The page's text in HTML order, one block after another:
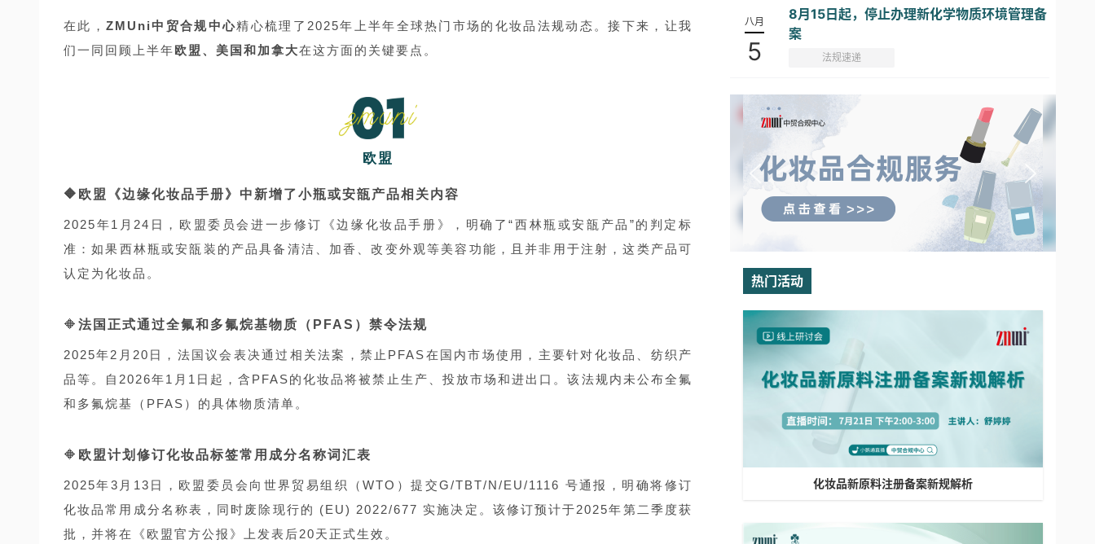
在此， ZMUni中贸合规中心精心梳理了2025年上半年全球热门市场的化妆品法规动态。接下来，让我
们一同回顾上半年欧盟、美国和加拿大在这方面的关键要点。
欧盟
🔶欧盟《边缘化妆品手册》中新增了小瓶或安瓿产品相关内容
2025年1月24日，欧盟委员会进一步修订《边缘化妆品手册》，明确了“西林瓶或安瓿产品”的判定标
准：如果西林瓶或安瓿装的产品具备清洁、加香、改变外观等美容功能，且并非用于注射，这类产品可
认定为化妆品。
🔶 法国正式通过全氟和多氟烷基物质（PFAS）禁令法规
2025年2月20日，法国议会表决通过相关法案，禁止PFAS在国内市场使用，主要针对化妆品、纺织产
品等。自2026年1月1日起，含PFAS的化妆品将被禁止生产、投放市场和进出口。该法规内未公布全氟
和多氟烷基（PFAS）的具体物质清单。
🔶 欧盟计划修订化妆品标签常用成分名称词汇表
2025年3月13日，欧盟委员会向世界贸易组织（WTO）提交G/TBT/N/EU/1116 号通报，明确将修订
化妆品常用成分名称表，同时废除现行的 (EU) 2022/677 实施决定。该修订预计于2025年第二季度获
批，并将在《欧盟官方公报》上发表后20天正式生效。
八月
5
8月15日起，停止办理新化学物质环境管理备
案
法规速递
热门活动
化妆品新原料注册备案新规解析